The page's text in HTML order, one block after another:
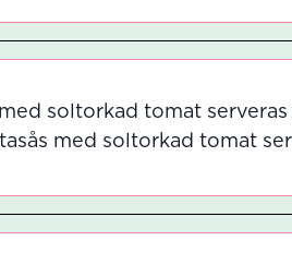
soltorkad tomat
med soltorkad tomat